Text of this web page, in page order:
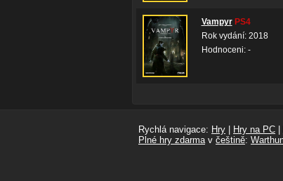
Vampyr PS4
Rok vydání: 2018
Hodnoceni: -
Rychlá navigace: Hry Hry na PC
Plné hry zdarmav češtině: